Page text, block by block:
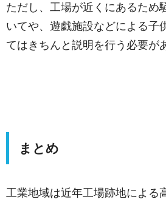
ただし、工場が近くにあるため
いてや、遊戯施設などによる子
てはきちんと説明を行う必要が
まとめ
工業地域は近年工場跡地による